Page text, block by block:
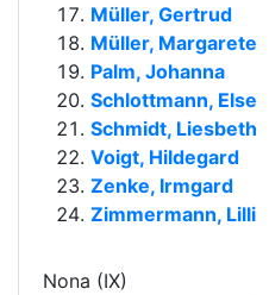
Müller, Gertrud
Müller, Margarete
Palm, Johanna
Schlottmann, Else
Schmidt, Liesbeth
Voigt, Hildegard
Zenke, Irmgard
Zimmermann, Lilli
Nona (IX)